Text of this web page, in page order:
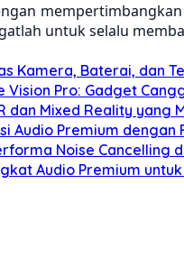
untuk selalu
Kamera, Baterai, dan
Pro: Gadget
dan Mixed Reality yang
Audio Premium dengan
Noise Cancelling
Audio Premium